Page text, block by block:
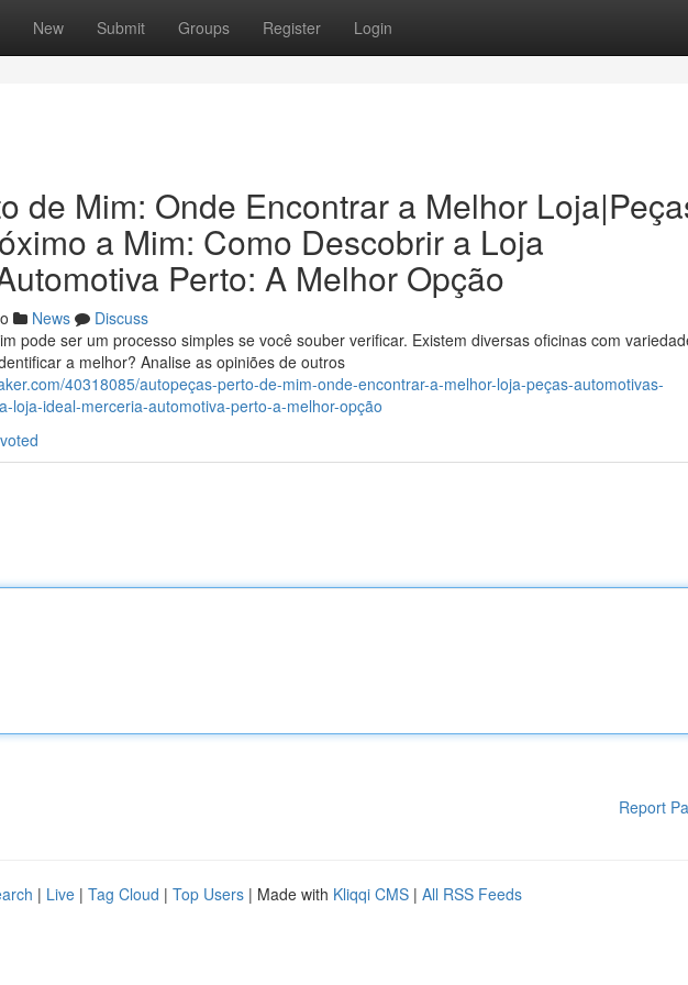
New Submit Groups Register Login
de Mim: Onde Encontrar a Melhor
a Mim: Como Descobrir a Loja
Perto: A Melhor Opção
News
Discuss
pode ser um processo simples se você souber verificar. Existem diversas oficinas com
a melhor? Analise as opiniões de outros
40318085/autopeças-perto-de-mim-onde-encontrar-a-melhor-loja-peças-automotivas-
loja-ideal-merceria-automotiva-perto-a-melhor-opção
Report
| Live | Tag Cloud | Top Users | Made with Kliqqi CMS | All RSS Feeds